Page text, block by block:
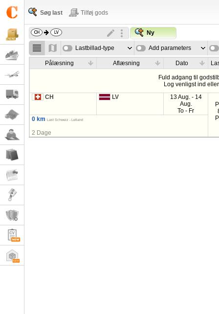
Søg last Tilføj gods
Ny
Lastbillad-type Add parameters
Pålæsning Aflæsning Dato
Fuld adgang til
Log venligst ind
CH
LV
13 Aug. - 14
Aug.
To - Fr
0 km Last Schweiz - Letland
2 Dage